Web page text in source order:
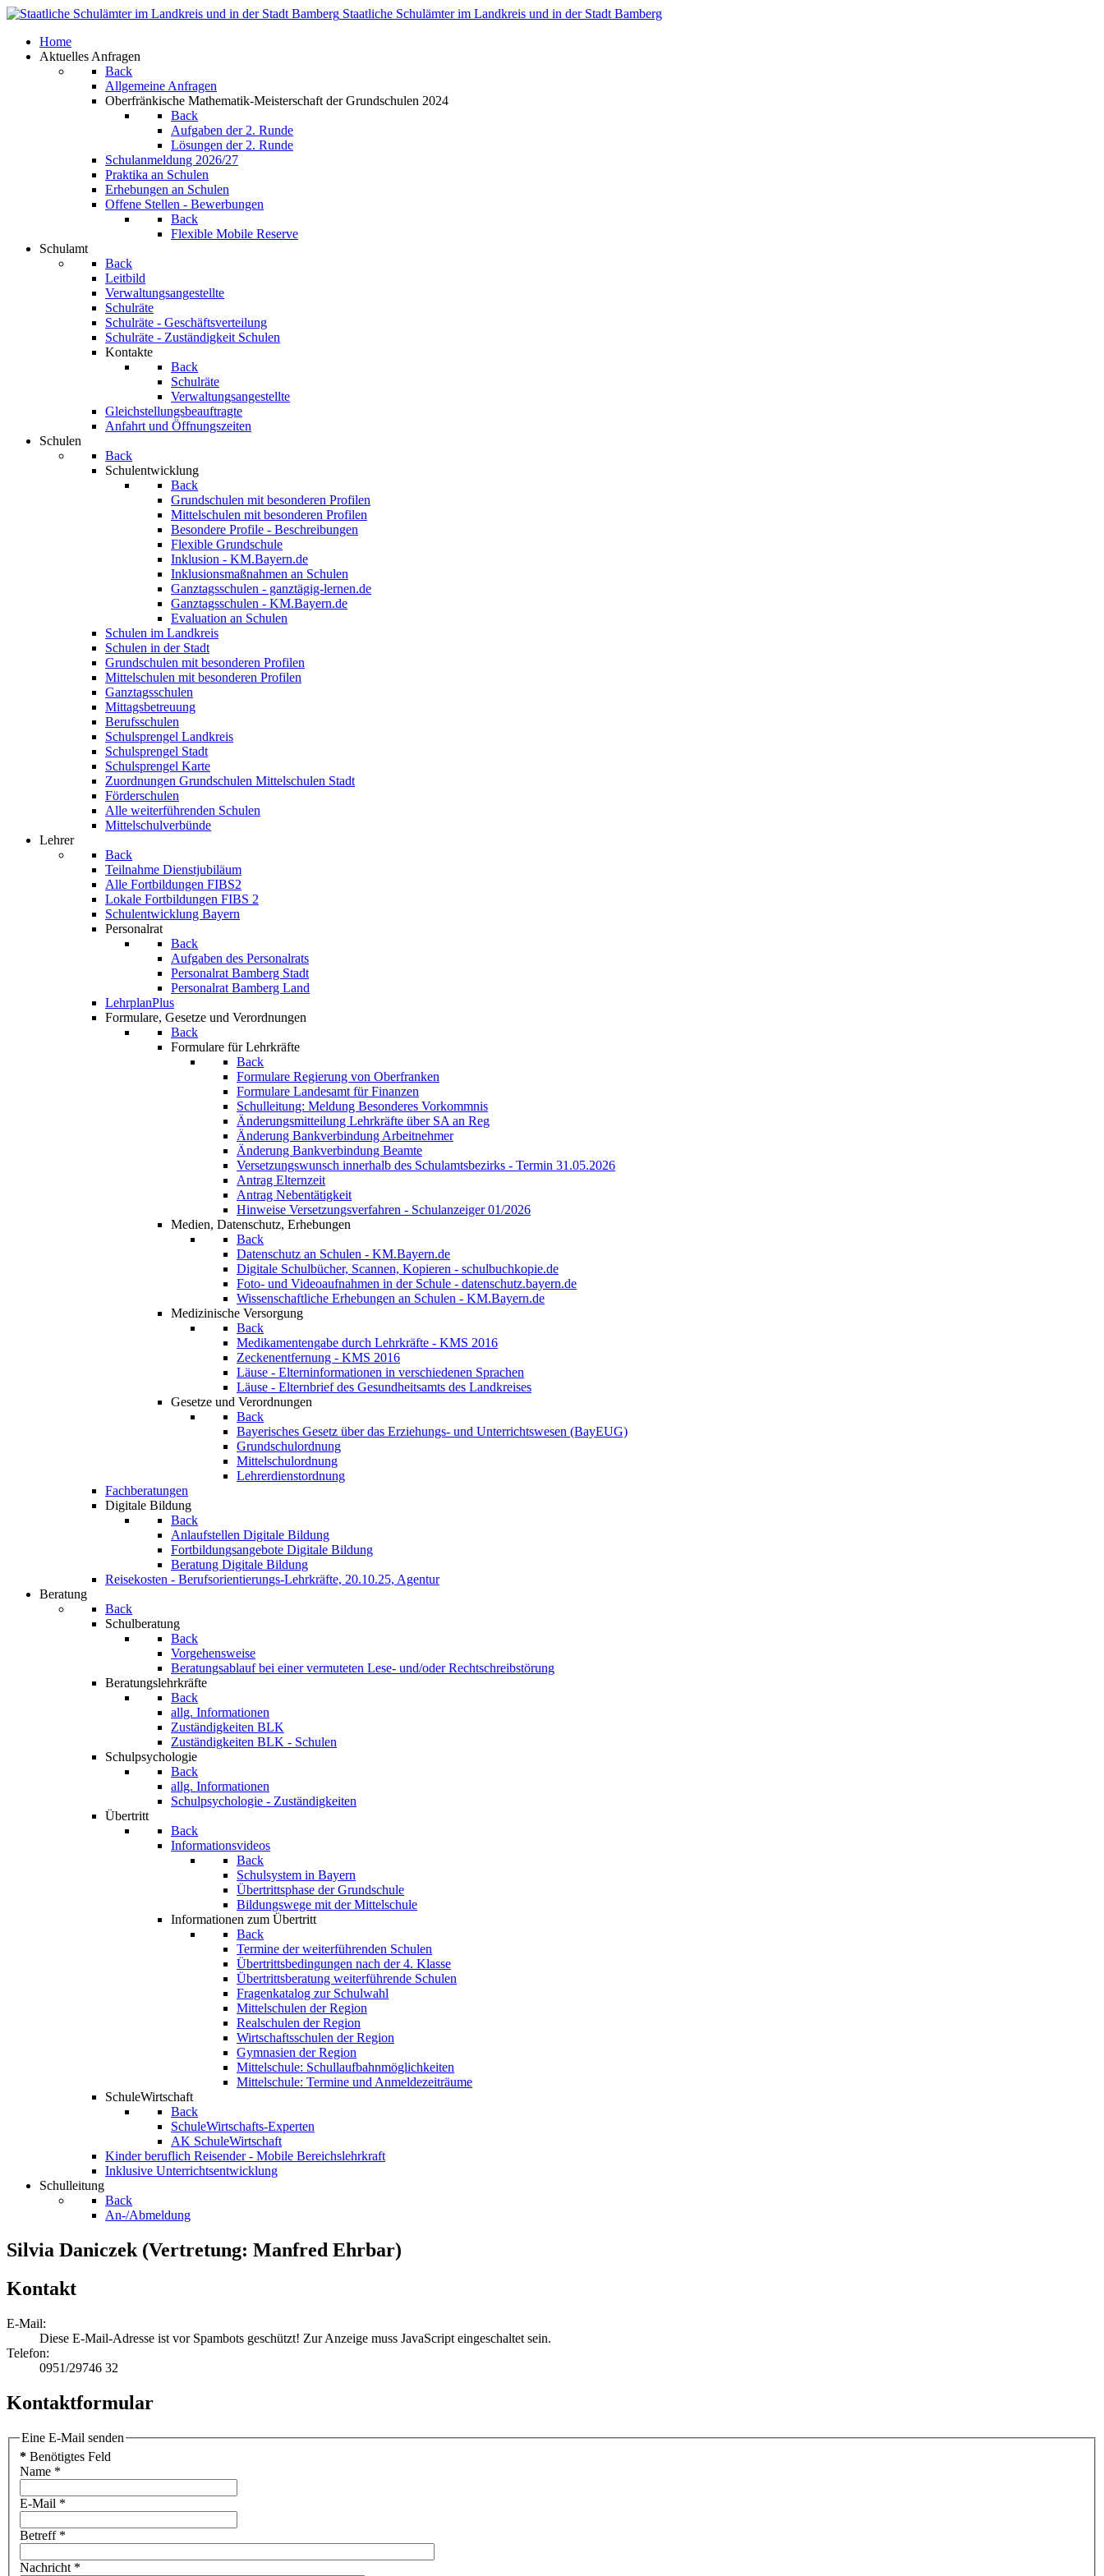
Staatliche Schulämter im Landkreis und in der Stadt Bamberg
Home
Aktuelles Anfragen
Back
Allgemeine Anfragen
Oberfränkische Mathematik-Meisterschaft der Grundschulen 2024
Back
Aufgaben der 2. Runde
Lösungen der 2. Runde
Schulanmeldung 2026/27
Praktika an Schulen
Erhebungen an Schulen
Offene Stellen - Bewerbungen
Back
Flexible Mobile Reserve
Schulamt
Back
Leitbild
Verwaltungsangestellte
Schulräte
Schulräte - Geschäftsverteilung
Schulräte - Zuständigkeit Schulen
Kontakte
Back
Schulräte
Verwaltungsangestellte
Gleichstellungsbeauftragte
Anfahrt und Öffnungszeiten
Schulen
Back
Schulentwicklung
Back
Grundschulen mit besonderen Profilen
Mittelschulen mit besonderen Profilen
Besondere Profile - Beschreibungen
Flexible Grundschule
Inklusion - KM.Bayern.de
Inklusionsmaßnahmen an Schulen
Ganztagsschulen - ganztägig-lernen.de
Ganztagsschulen - KM.Bayern.de
Evaluation an Schulen
Schulen im Landkreis
Schulen in der Stadt
Grundschulen mit besonderen Profilen
Mittelschulen mit besonderen Profilen
Ganztagsschulen
Mittagsbetreuung
Berufsschulen
Schulsprengel Landkreis
Schulsprengel Stadt
Schulsprengel Karte
Zuordnungen Grundschulen Mittelschulen Stadt
Förderschulen
Alle weiterführenden Schulen
Mittelschulverbünde
Lehrer
Back
Teilnahme Dienstjubiläum
Alle Fortbildungen FIBS2
Lokale Fortbildungen FIBS 2
Schulentwicklung Bayern
Personalrat
Back
Aufgaben des Personalrats
Personalrat Bamberg Stadt
Personalrat Bamberg Land
LehrplanPlus
Formulare, Gesetze und Verordnungen
Back
Formulare für Lehrkräfte
Back
Formulare Regierung von Oberfranken
Formulare Landesamt für Finanzen
Schulleitung: Meldung Besonderes Vorkommnis
Änderungsmitteilung Lehrkräfte über SA an Reg
Änderung Bankverbindung Arbeitnehmer
Änderung Bankverbindung Beamte
Versetzungswunsch innerhalb des Schulamtsbezirks - Termin 31.05.2026
Antrag Elternzeit
Antrag Nebentätigkeit
Hinweise Versetzungsverfahren - Schulanzeiger 01/2026
Medien, Datenschutz, Erhebungen
Back
Datenschutz an Schulen - KM.Bayern.de
Digitale Schulbücher, Scannen, Kopieren - schulbuchkopie.de
Foto- und Videoaufnahmen in der Schule - datenschutz.bayern.de
Wissenschaftliche Erhebungen an Schulen - KM.Bayern.de
Medizinische Versorgung
Back
Medikamentengabe durch Lehrkräfte - KMS 2016
Zeckenentfernung - KMS 2016
Läuse - Elterninformationen in verschiedenen Sprachen
Läuse - Elternbrief des Gesundheitsamts des Landkreises
Gesetze und Verordnungen
Back
Bayerisches Gesetz über das Erziehungs- und Unterrichtswesen (BayEUG)
Grundschulordnung
Mittelschulordnung
Lehrerdienstordnung
Fachberatungen
Digitale Bildung
Back
Anlaufstellen Digitale Bildung
Fortbildungsangebote Digitale Bildung
Beratung Digitale Bildung
Reisekosten - Berufsorientierungs-Lehrkräfte, 20.10.25, Agentur
Beratung
Back
Schulberatung
Back
Vorgehensweise
Beratungsablauf bei einer vermuteten Lese- und/oder Rechtschreibstörung
Beratungslehrkräfte
Back
allg. Informationen
Zuständigkeiten BLK
Zuständigkeiten BLK - Schulen
Schulpsychologie
Back
allg. Informationen
Schulpsychologie - Zuständigkeiten
Übertritt
Back
Informationsvideos
Back
Schulsystem in Bayern
Übertrittsphase der Grundschule
Bildungswege mit der Mittelschule
Informationen zum Übertritt
Back
Termine der weiterführenden Schulen
Übertrittsbedingungen nach der 4. Klasse
Übertrittsberatung weiterführende Schulen
Fragenkatalog zur Schulwahl
Mittelschulen der Region
Realschulen der Region
Wirtschaftsschulen der Region
Gymnasien der Region
Mittelschule: Schullaufbahnmöglichkeiten
Mittelschule: Termine und Anmeldezeiträume
SchuleWirtschaft
Back
SchuleWirtschafts-Experten
AK SchuleWirtschaft
Kinder beruflich Reisender - Mobile Bereichslehrkraft
Inklusive Unterrichtsentwicklung
Schulleitung
Back
An-/Abmeldung
Silvia Daniczek (Vertretung: Manfred Ehrbar)
Kontakt
E-Mail:
Diese E-Mail-Adresse ist vor Spambots geschützt! Zur Anzeige muss JavaScript eingeschaltet sein.
Telefon:
0951/29746 32
Kontaktformular
Eine E-Mail senden
* Benötigtes Feld
Name *
E-Mail *
Betreff*
Nachricht *